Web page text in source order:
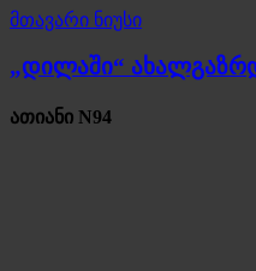
მთავარი ნიუსი
„დილაში“
ათიანი N94